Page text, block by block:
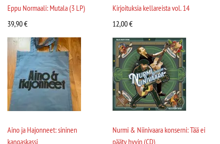
Eppu Normaali: Mutala (3 LP)
39,90€
Kirjoituksia kellareista vol. 14
12,00€
Aino ja Hajonneet: sininen
kangaskassi
Nurmi & Niinivaara konserni: Tää ei
pääty hyvin (CD)